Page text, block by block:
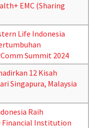
EMC (Sharing
Life Indonesia
Summit 2024
12 Kisah
Singapura, Malaysia
Raih
Financial Institution